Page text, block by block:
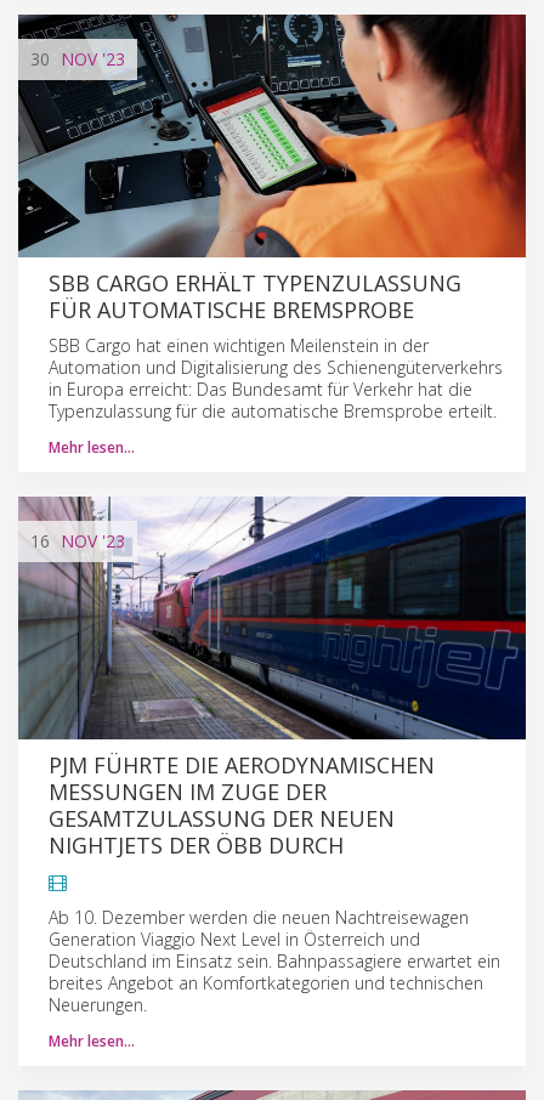
30 NOV'23
SBB CARGO ERHÄLT TYPENZULASSUNG
FÜR AUTOMATISCHE BREMSPROBE
SBB Cargo hat einen wichtigen Meilenstein in der
Automation und Digitalisierung des Schienengüterverkehrs
in Europa erreicht: Das Bundesamt für Verkehr hat die
Typenzulassung für die automatische Bremsprobe erteilt.
Mehr lesen…
16 NOV'23
PJM FÜHRTE DIE AERODYNAMISCHEN
MESSUNGEN IM ZUGE DER
GESAMTZULASSUNG DER NEUEN
NIGHTJETS DER ÖBB DURCH
Ab 10. Dezember werden die neuen Nachtreisewagen
Generation Viaggio Next Level in Österreich und
Deutschland im Einsatz sein. Bahnpassagiere erwartet ein
breites Angebot an Komfortkategorien und technischen
Neuerungen.
Mehr lesen…